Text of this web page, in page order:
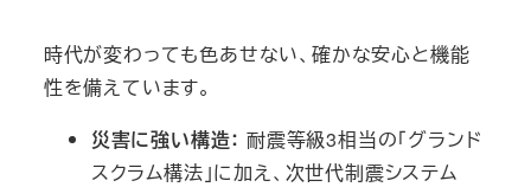
時代が変わっても色あせない、確かな安心と機能
性を備えています。
災害に強い構造： 耐震等級3相当の「グランド
スクラム構法」に加え、次世代制震システム